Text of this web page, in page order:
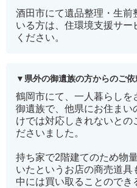
酒田市にて遺品整理・生前
いる方は、住環境支援サ
ください。
県外の御遺族の方からのご
鶴岡市にて、一人暮らし
御遺族で、他県にお住ま
けでは対応しきれないとの
ださいました。
持ち家で2階建てのため物
いたというお店の商売道具
中には買い取ることので